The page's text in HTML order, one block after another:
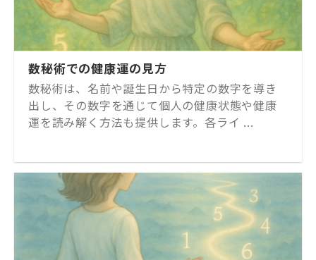
数秘術での健康運の見方
数秘術は、名前や誕生日から特定の数字を導き
出し、その数字を通じて個人の健康状態や健康
運を読み解く方法も提供します。各ライ ...